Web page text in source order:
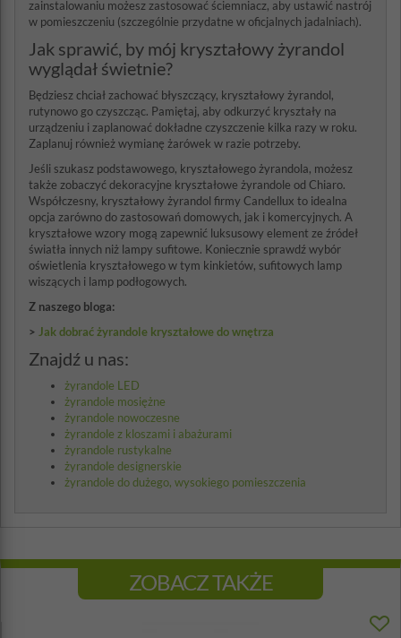
zainstalowaniu możesz zastosować ściemniacz, aby ustawić nastrój
w pomieszczeniu (szczególnie przydatne w oficjalnych jadalniach).
Jak sprawić, by mój kryształowy żyrandol
wyglądał świetnie?
Będziesz chciał zachować błyszczący, kryształowy żyrandol,
rutynowo go czyszcząc. Pamiętaj, aby odkurzyć kryształy na
urządzeniu i zaplanować dokładne czyszczenie kilka razy w roku.
Zaplanuj również wymianę żarówek w razie potrzeby.
Jeśli szukasz podstawowego, kryształowego żyrandola, możesz
także zobaczyć dekoracyjne kryształowe żyrandole od Chiaro.
Współczesny, kryształowy żyrandol firmy Candellux to idealna
opcja zarówno do zastosowań domowych, jak i komercyjnych. A
kryształowe wzory mogą zapewnić luksusowy element ze źródeł
światła innych niż lampy sufitowe. Koniecznie sprawdź wybór
oświetlenia kryształowego w tym kinkietów, sufitowych lamp
wiszących i lamp podłogowych.
Z naszego bloga:
> Jak dobrać żyrandole kryształowe do wnętrza
Znajdź u nas:
żyrandole LED
żyrandole mosiężne
żyrandole nowoczesne
żyrandole z kloszami i abażurami
żyrandole rustykalne
żyrandole designerskie
żyrandole do dużego, wysokiego pomieszczenia
ZOBACZ TAKŻE